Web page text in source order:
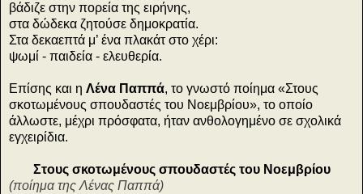
βάδιζε στην πορεία της ειρήνης,
στα δώδεκα ζητούσε δημοκρατία.
Στα δεκαεπτά μ’ ένα πλακάτ στο χέρι:
ψωμί - παιδεία - ελευθερία.
Επίσης και η Λένα Παππά, το γνωστό ποίημα «Στους
σκοτωμένους σπουδαστές του Νοεμβρίου», το οποίο
άλλωστε, μέχρι πρόσφατα, ήταν ανθολογημένο σε σχολικά
εγχειρίδια.
Στους σκοτωμένους σπουδαστές του Νοεμβρίου
(ποίημα της Λένας Παππά)